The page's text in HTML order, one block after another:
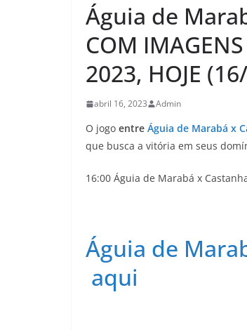
Águia de
COM
2023, HOJE
abril 16, 2023 Admin
O jogo entre Águia de Marabá x
que busca a vitória em seus
16:00 Águia de Marabá x
Águia de
aqui